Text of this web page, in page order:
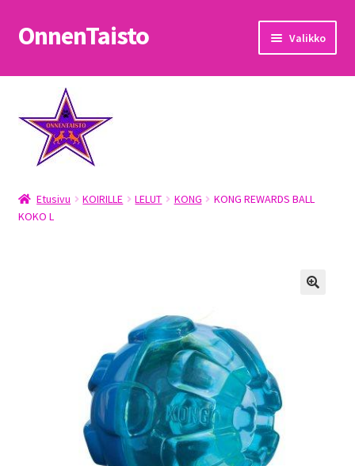
Siirry
navigointiin
Siirry
sisältöön
OnnenTaisto Valikko
Etusivu
Kassa
Oma tili
OnnenTaisto
Tietosuojaseloste
Toimitusehdot
Etusivu KOIRILLE LELUT KONG
KONG REWARDS BALL
KOKO L